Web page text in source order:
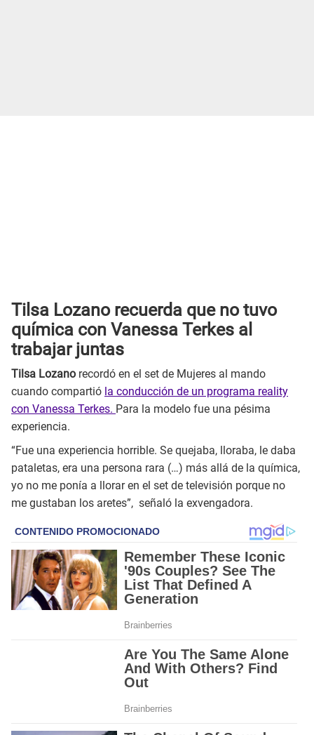
Tilsa Lozano recuerda que no tuvo
química con Vanessa Terkes al
trabajar juntas
Tilsa Lozano recordó en el set de Mujeres al mando
cuando compartió la conducción de un programa reality
con Vanessa Terkes. Para la modelo fue una pésima
experiencia.
“Fue una experiencia horrible. Se quejaba, lloraba, le daba
pataletas, era una persona rara (…) más allá de la química,
yo no me ponía a llorar en el set de televisión porque no
me gustaban los aretes”, señaló la exvengadora.